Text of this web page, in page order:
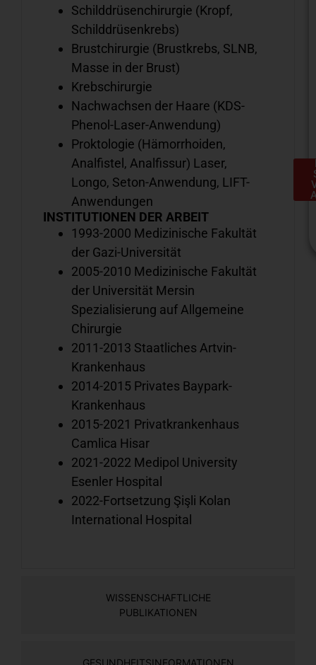
WISSENSCHAFTLICHE
PUBLIKATIONEN
Schilddrüsenchirurgie (Kropf,
Schilddrüsenkrebs)
Brustchirurgie (Brustkrebs, SLNB,
Masse in der Brust)
Krebschirurgie
Nachwachsen der Haare (KDS-
Phenol-Laser-Anwendung)
Proktologie (Hämorrhoiden,
Analfistel, Analfissur) Laser,
Longo, Seton-Anwendung, LIFT-
Anwendungen
INSTITUTIONEN DER ARBEIT
1993-2000 Medizinische Fakultät
der Gazi-Universität
2005-2010 Medizinische Fakultät
der Universität Mersin
Spezialisierung auf Allgemeine
Chirurgie
2011-2013 Staatliches Artvin-
Krankenhaus
2014-2015 Privates Baypark-
Krankenhaus
2015-2021 Privatkrankenhaus
Camlica Hisar
2021-2022 Medipol University
Esenler Hospital
2022-Fortsetzung Şişli Kolan
International Hospital